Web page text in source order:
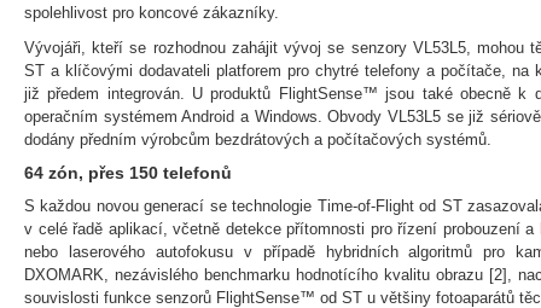
spolehlivost pro koncové zákazníky.
Vývojáři, kteří se rozhodnou zahájit vývoj se senzory VL53L5, mohou
ST a klíčovými dodavateli platforem pro chytré telefony a počítače, na
již předem integrován. U produktů FlightSense™ jsou také obecně k
operačním systémem Android a Windows. Obvody VL53L5 se již
dodány předním výrobcům bezdrátových a počítačových systémů.
64 zón, přes 150 telefonů
S každou novou generací se technologie Time-of-Flight od ST
v celé řadě aplikací, včetně detekce přítomnosti pro řízení probouzení a
nebo laserového autofokusu v případě hybridních algoritmů pro
DXOMARK, nezávislého benchmarku hodnotícího kvalitu obrazu [2],
souvislosti funkce senzorů FlightSense™ od ST u většiny fotoaparátů